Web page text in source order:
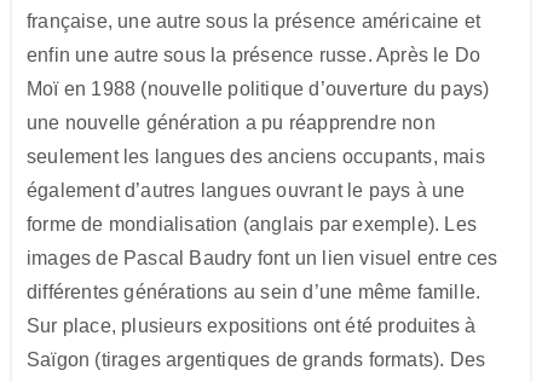
française, une autre sous la présence américaine et
enfin une autre sous la présence russe. Après le Do
Moï en 1988 (nouvelle politique d’ouverture du pays)
une nouvelle génération a pu réapprendre non
seulement les langues des anciens occupants, mais
également d’autres langues ouvrant le pays à une
forme de mondialisation (anglais par exemple). Les
images de Pascal Baudry font un lien visuel entre ces
différentes générations au sein d’une même famille.
Sur place, plusieurs expositions ont été produites à
Saïgon (tirages argentiques de grands formats). Des